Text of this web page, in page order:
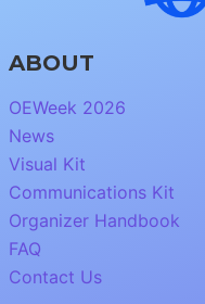
ABOUT
OEWeek 2026
News
Visual Kit
Communications Kit
Organizer Handbook
FAQ
Contact Us